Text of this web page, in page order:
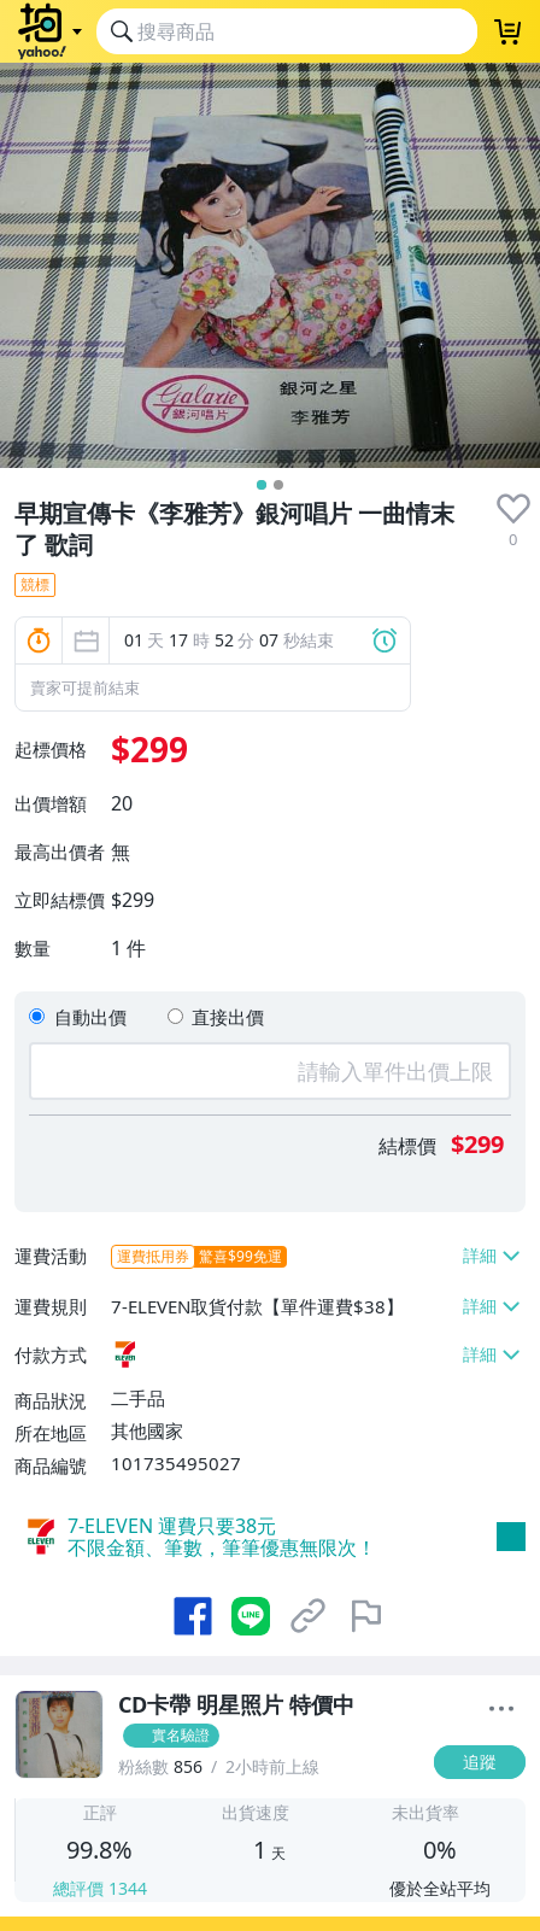
早期宣傳卡《李雅芳》銀河唱片 一曲情末
了 歌詞
0
競標
01 天 17 時 52分 06 秒結束
賣家可提前結束
起標價格 $299
出價增額 20
最高出價者 無
立即結標價 $299
數量 1 件
自動出價 直接出價
結標價 $299
運費活動 運費抵用券 驚喜$99免運
運費規則
7-ELEVEN取貨付款【單件運費$38】
付款方式
商品狀況
二手品
所在地區
其他國家
商品編號
101735495027
7-ELEVEN 運費只要38元
不限金額、筆數，筆筆優惠無限次！
CD卡帶 明星照片 特價中
實名驗證
粉絲數 856 2小時前上線 追蹤
正評
99.8%
總評價 1344
出貨速度
1 天
未出貨率
0%
優於全站平均